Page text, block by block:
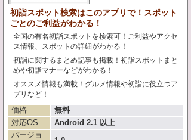
初詣スポット検索はこのアプリで！スポット
ごとのご利益がわかる！
全国の有名初詣スポットを検索可！ご利益やアクセ
ス情報、スポットの詳細がわかる！
初詣に関するまとめ記事も掲載！初詣スポットまと
めや初詣マナーなどがわかる！
オススメ情報も満載！グルメ情報や初詣に役立つア
プリなど！
価格
無料
対応OS
Android 2.1 以上
バージョ